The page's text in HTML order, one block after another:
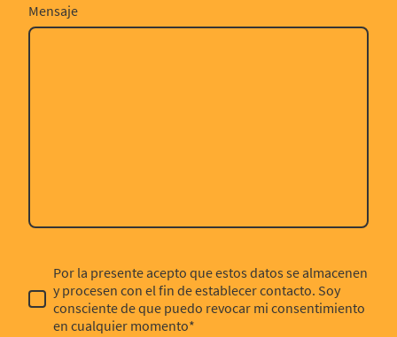
Mensaje
Por la presente acepto que estos datos se almacenen
y procesen con el fin de establecer contacto. Soy
consciente de que puedo revocar mi consentimiento
en cualquier momento*